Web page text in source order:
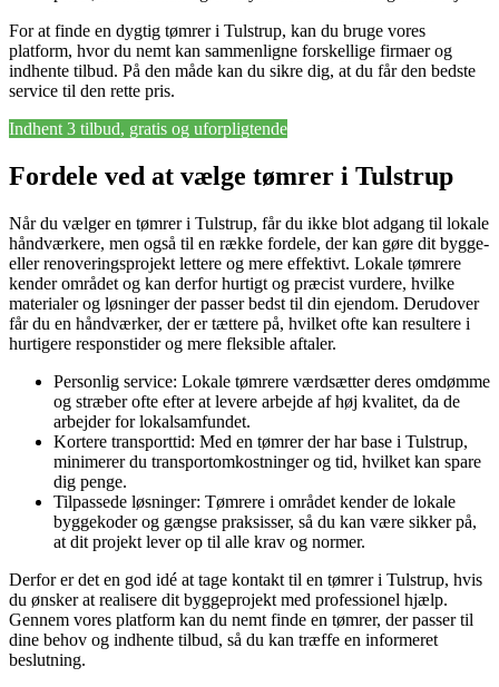
For at finde en dygtig tømrer i Tulstrup, kan du bruge vores
platform, hvor du nemt kan sammenligne forskellige firmaer og
indhente tilbud. På den måde kan du sikre dig, at du får den bedste
service til den rette pris.
Indhent 3 tilbud, gratis og uforpligtende
Fordele ved at vælge tømrer i Tulstrup
Når du vælger en tømrer i Tulstrup, får du ikke blot adgang til lokale
håndværkere, men også til en række fordele, der kan gøre dit bygge-
eller renoveringsprojekt lettere og mere effektivt. Lokale tømrere
kender området og kan derfor hurtigt og præcist vurdere, hvilke
materialer og løsninger der passer bedst til din ejendom. Derudover
får du en håndværker, der er tættere på, hvilket ofte kan resultere i
hurtigere responstider og mere fleksible aftaler.
Personlig service: Lokale tømrere værdsætter deres omdømme
og stræber ofte efter at levere arbejde af høj kvalitet, da de
arbejder for lokalsamfundet.
Kortere transporttid: Med en tømrer der har base i Tulstrup,
minimerer du transportomkostninger og tid, hvilket kan spare
dig penge.
Tilpassede løsninger: Tømrere i området kender de lokale
byggekoder og gængse praksisser, så du kan være sikker på,
at dit projekt lever op til alle krav og normer.
Derfor er det en god idé at tage kontakt til en tømrer i Tulstrup, hvis
du ønsker at realisere dit byggeprojekt med professionel hjælp.
Gennem vores platform kan du nemt finde en tømrer, der passer til
dine behov og indhente tilbud, så du kan træffe en informeret
beslutning.